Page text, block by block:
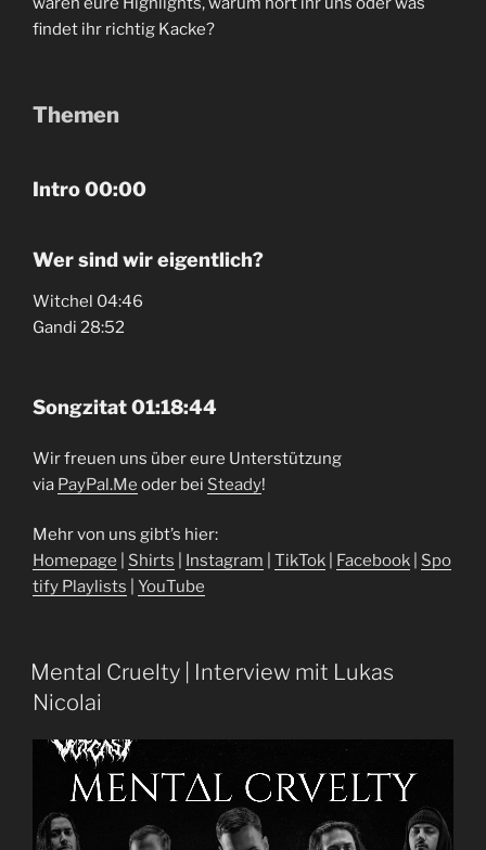
findet ihr richtig Kacke?
Themen
Intro 00:00
Wer sind wir eigentlich?
Witchel 04:46
Gandi 28:52
Songzitat 01:18:44
Wir freuen uns über eure Unterstützung
via ⁠⁠⁠⁠⁠PayPal.Me⁠⁠⁠⁠⁠ oder bei ⁠⁠⁠⁠⁠Steady⁠⁠⁠⁠⁠!
Mehr von uns gibt’s hier:
⁠⁠⁠⁠⁠Homepage⁠⁠⁠⁠⁠
⁠⁠⁠⁠⁠Shirts⁠⁠⁠⁠⁠ ⁠⁠⁠⁠⁠Instagram⁠⁠⁠⁠⁠ ⁠⁠⁠⁠⁠TikTok⁠⁠⁠⁠⁠ ⁠⁠⁠⁠⁠Facebook⁠⁠⁠⁠⁠
⁠⁠⁠⁠⁠Spo
tify Playlists⁠⁠⁠⁠⁠
⁠⁠⁠⁠⁠YouTube⁠
Mental Cruelty | Interview mit Lukas
Nicolai